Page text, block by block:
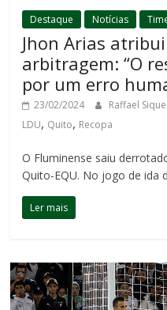
Destaque Notícias
Jhon Arias
arbitragem: “O
por um erro
23/02/2024 Raffael
LDU, Quito, Recopa
O Fluminense saiu
Quito-EQU. No jogo de ida
Ler mais